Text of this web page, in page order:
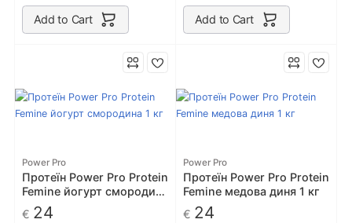
Add to Cart Add to Cart
Power Pro
Протеїн Power Pro Protein
Femine йогурт смородина
1 кг
€ 24
Power Pro
Протеїн Power Pro Protein
Femine медова диня 1 кг
€ 24